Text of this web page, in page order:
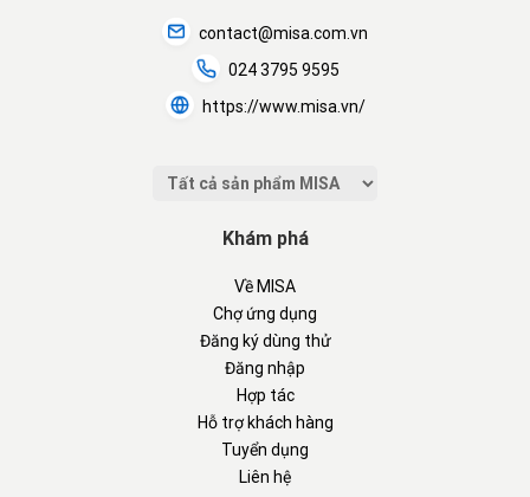
contact@misa.com.vn
024 3795 9595
https://www.misa.vn/
Khám phá
Về MISA
Chợ ứng dụng
Đăng ký dùng thử
Đăng nhập
Hợp tác
Hỗ trợ khách hàng
Tuyển dụng
Liên hệ